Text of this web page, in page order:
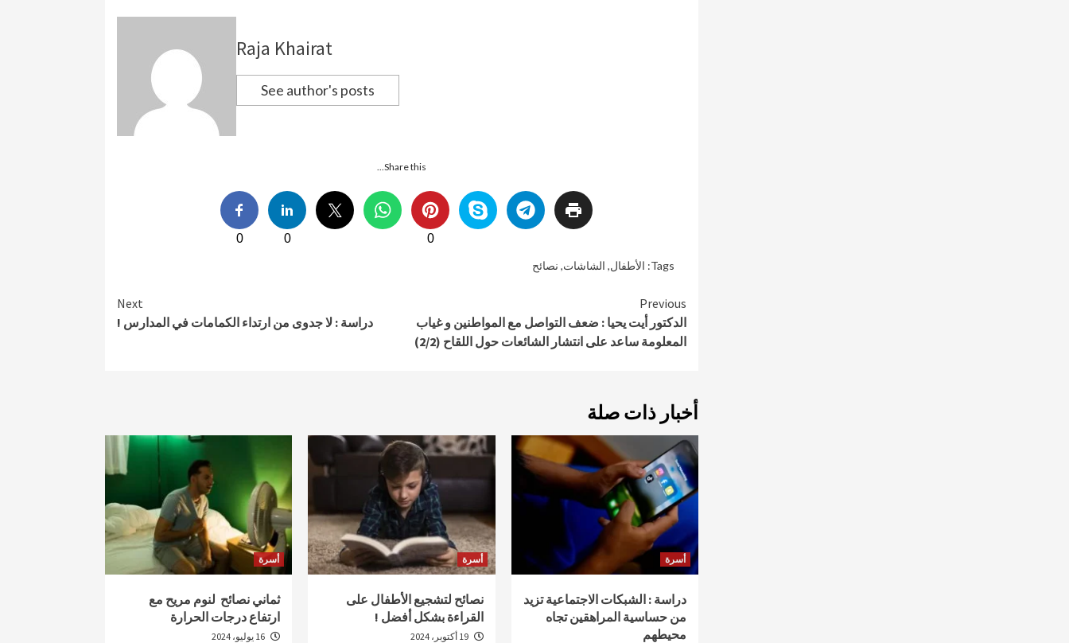
Raja Khairat
See author's posts
Share this...
0
0
0
Tags: الأطفال, الشاشات, نصائح
Continue
Reading
Previous
الدكتور أيت يحيا : ضعف التواصل مع المواطنين و غياب
المعلومة ساعد على انتشار الشائعات حول اللقاح (2/2)
Next
دراسة : لا جدوى من ارتداء الكمامات في المدارس !
أخبار ذات صلة
أسرة
دراسة : الشبكات الاجتماعية تزيد
من حساسية المراهقين تجاه
محيطهم
أسرة
نصائح لتشجيع الأطفال على
القراءة بشكل أفضل !
19 أكتوبر، 2024
أسرة
ثماني نصائح لنوم مريح مع
ارتفاع درجات الحرارة